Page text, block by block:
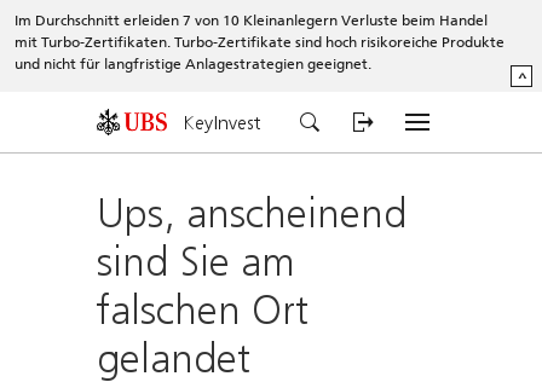
Im Durchschnitt erleiden 7 von 10 Kleinanlegern Verluste beim Handel
mit Turbo-Zertifikaten. Turbo-Zertifikate sind hoch risikoreiche Produkte
und nicht für langfristige Anlagestrategien geeignet.
^
KeyInvest
Ups, anscheinend
sind Sie am
falschen Ort
gelandet